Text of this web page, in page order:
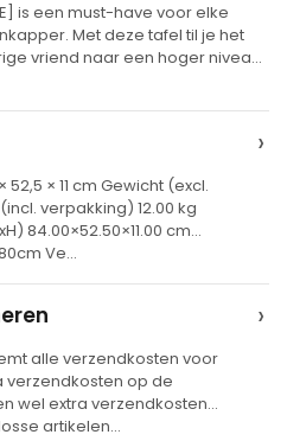
is een must-have voor elke
Met deze tafel til je het
vriend naar een hoger niveau,
›
× 11 cm Gewicht (excl.
verpakking) 12.00 kg
84.00×52.50×11.00 cm
Ve…
›
alle verzendkosten voor
verzendkosten op de
wel extra verzendkosten
artikelen…